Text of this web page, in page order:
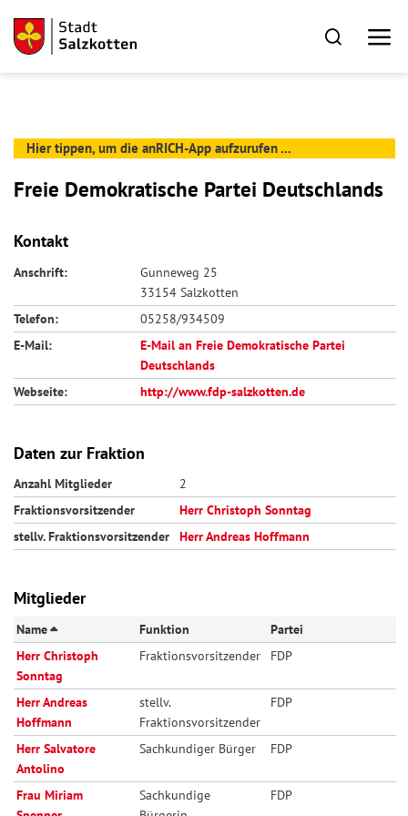
Hier tippen, um die anRICH-App aufzurufen ...
Freie Demokratische Partei Deutschlands
Kontakt
Anschrift:
Gunneweg 25
33154 Salzkotten
Telefon:
05258/934509
E-Mail:
E-Mail an Freie Demokratische Partei
Deutschlands
Webseite:
http://www.fdp-salzkotten.de
Daten zur Fraktion
Anzahl Mitglieder
2
Fraktionsvorsitzender
Herr Christoph Sonntag
stellv. Fraktionsvorsitzender
Herr Andreas Hoffmann
Mitglieder
Name Funktion
Partei
Herr Christoph
Sonntag
Fraktionsvorsitzender FDP
Herr Andreas
Hoffmann
stellv.
Fraktionsvorsitzender
FDP
Herr Salvatore
Antolino
Sachkundiger Bürger FDP
Frau Miriam
Sachkundige
FDP